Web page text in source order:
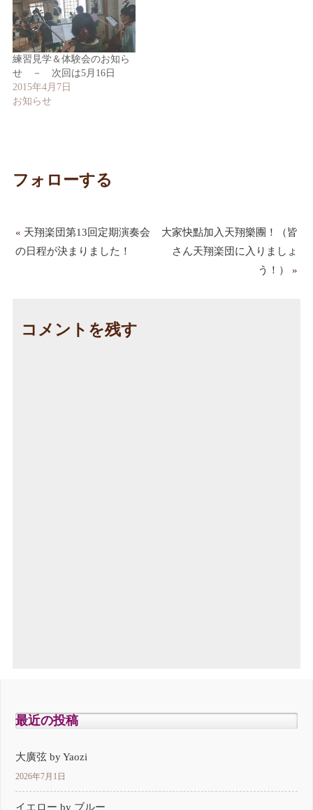
練習見学＆体験会のお知ら
せ － 次回は5月16日
2015年4月7日
お知らせ
フォローする
« 天翔楽団第13回定期演奏会
の日程が決まりました！
大家快點加入天翔樂團！（皆
さん天翔楽団に入りましょ
う！）
»
コメントを残す
最近の投稿
大廣弦 by Yaozi
2026年7月1日
イエロー by ブルー